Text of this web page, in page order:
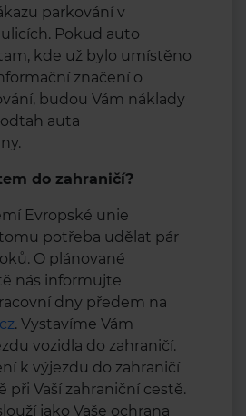
parkování v
Pokud auto
kde už bylo umístěno
značení o
budou Vám náklady
auta
do zahraničí?
Evropské unie
potřeba udělat pár
O plánované
nás informujte
dny předem na
. Vystavíme Vám
vozidla do zahraničí.
k výjezdu do zahraničí
při Vaší zahraniční cestě.
jako Vaše ochrana